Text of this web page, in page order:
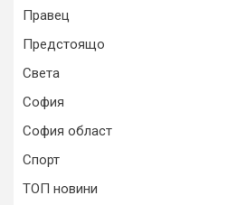
Правец
Предстоящо
Света
София
София област
Спорт
ТОП новини